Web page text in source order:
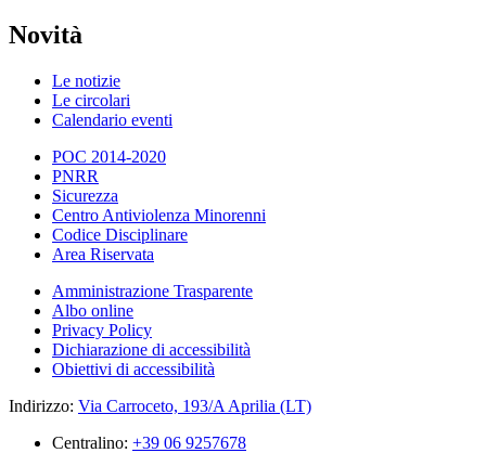
Novità
Le notizie
Le circolari
Calendario eventi
POC 2014-2020
PNRR
Sicurezza
Centro Antiviolenza Minorenni
Codice Disciplinare
Area Riservata
Amministrazione Trasparente
Albo online
Privacy Policy
Dichiarazione di accessibilità
Obiettivi di accessibilità
Indirizzo: Via Carroceto, 193/A Aprilia (LT)
Centralino: +39 06 9257678